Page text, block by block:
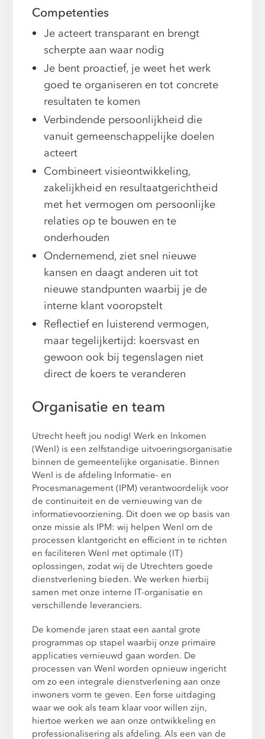
Competenties
Je acteert transparant en brengt
scherpte aan waar nodig
Je bent proactief, je weet het werk
goed te organiseren en tot concrete
resultaten te komen
Verbindende persoonlijkheid die
vanuit gemeenschappelijke doelen
acteert
Combineert visieontwikkeling,
zakelijkheid en resultaatgerichtheid
met het vermogen om persoonlijke
relaties op te bouwen en te
onderhouden
Ondernemend, ziet snel nieuwe
kansen en daagt anderen uit tot
nieuwe standpunten waarbij je de
interne klant vooropstelt
Reflectief en luisterend vermogen,
maar tegelijkertijd: koersvast en
gewoon ook bij tegenslagen niet
direct de koers te veranderen
Organisatie en team
Utrecht heeft jou nodig! Werk en Inkomen
(WenI) is een zelfstandige uitvoeringsorganisatie
binnen de gemeentelijke organisatie. Binnen
WenI is de afdeling Informatie- en
Procesmanagement (IPM) verantwoordelijk voor
de continuiteit en de vernieuwing van de
informatievoorziening. Dit doen we op basis van
onze missie als IPM: wij helpen WenI om de
processen klantgericht en efficient in te richten
en faciliteren WenI met optimale (IT)
oplossingen, zodat wij de Utrechters goede
dienstverlening bieden. We werken hierbij
samen met onze interne IT-organisatie en
verschillende leveranciers.
De komende jaren staat een aantal grote
programmas op stapel waarbij onze primaire
applicaties vernieuwd gaan worden. De
processen van WenI worden opnieuw ingericht
om zo een integrale dienstverlening aan onze
inwoners vorm te geven. Een forse uitdaging
waar we ook als team klaar voor willen zijn,
hiertoe werken we aan onze ontwikkeling en
professionalisering als afdeling. Als een van de